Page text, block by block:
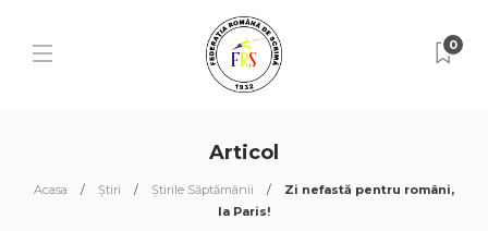
0
Articol
Acasa Știri Știrile Săptămânii
Zi nefastă pentru români,
la Paris!